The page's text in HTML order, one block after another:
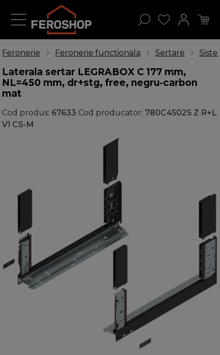
Feronerie Feronerie functionala Sertare
Laterala sertar LEGRABOX C 177 mm,
NL=450 mm, dr+stg, free, negru-carbon
mat
Cod produs: 67633 Cod producator: 780C4502S Z R+L
V1 CS-M